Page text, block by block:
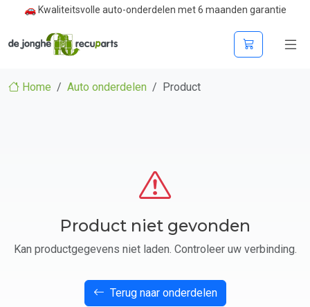
🚗 Kwaliteitsvolle auto-onderdelen met 6 maanden garantie
Home Auto onderdelen Product
Product niet gevonden
Kan productgegevens niet laden. Controleer uw verbinding.
Terug naar onderdelen